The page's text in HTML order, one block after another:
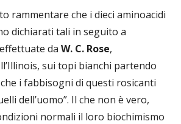
rammentare che i dieci aminoacidi
dichiarati tali in seguito a
da W. C. Rose,
sui topi bianchi partendo
i fabbisogni di questi rosicanti
dell’uomo”. Il che non è vero,
normali il loro biochimismo